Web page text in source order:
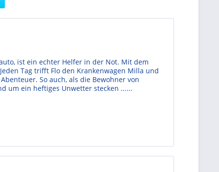
ist ein echter Helfer in der Not. Mit dem
Tag trifft Flo den Krankenwagen Milla und
So auch, als die Bewohner von
um ein heftiges Unwetter stecken ......